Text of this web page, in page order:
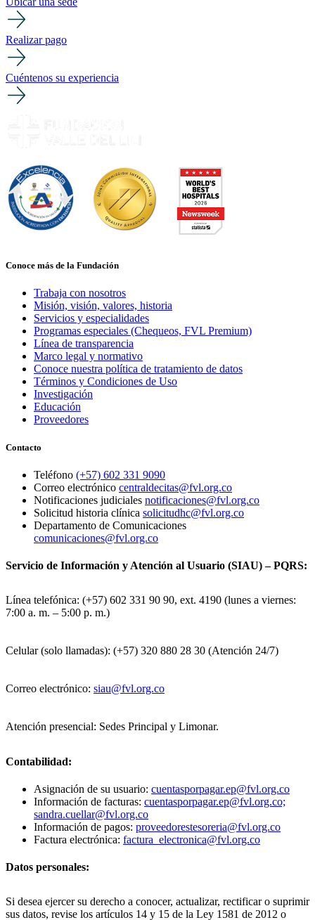
Realizar pago
Cuéntenos su experiencia
Conoce más de la Fundación
Trabaja con nosotros
Misión, visión, valores, historia
Servicios y especialidades
Programas especiales (Chequeos, FVL Premium)
Línea de transparencia
Marco legal y normativo
Conoce nuestra política de tratamiento de datos
Términos y Condiciones de Uso
Investigación
Educación
Proveedores
Contacto
Teléfono (+57) 602 331 9090
Correo electrónico centraldecitas@fvl.org.co
Notificaciones judiciales notificaciones@fvl.org.co
Solicitud historia clínica solicitudhc@fvl.org.co
Departamento de Comunicaciones
comunicaciones@fvl.org.co
Servicio de Información y Atención al Usuario (SIAU) – PQRS:
Línea telefónica: (+57) 602 331 90 90, ext. 4190 (lunes a viernes:
7:00 a. m. – 5:00 p. m.)
Celular (solo llamadas): (+57) 320 880 28 30 (Atención 24/7)
Correo electrónico: siau@fvl.org.co
Atención presencial: Sedes Principal y Limonar.
Contabilidad:
Asignación de su usuario: cuentasporpagar.ep@fvl.org.co
Información de facturas: cuentasporpagar.ep@fvl.org.co;
sandra.cuellar@fvl.org.co
Información de pagos: proveedorestesoreria@fvl.org.co
Factura electrónica: factura_electronica@fvl.org.co
Datos personales:
Si desea ejercer su derecho a conocer, actualizar, rectificar o suprimir
sus datos, revise los artículos 14 y 15 de la Ley 1581 de 2012 o